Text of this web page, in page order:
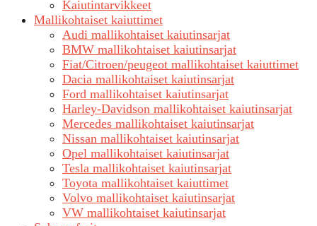
Kaiutintarvikkeet
Mallikohtaiset kaiuttimet
Audi mallikohtaiset kaiutinsarjat
BMW mallikohtaiset kaiutinsarjat
Fiat/Citroen/peugeot mallikohtaiset kaiuttimet
Dacia mallikohtaiset kaiutinsarjat
Ford mallikohtaiset kaiutinsarjat
Harley-Davidson mallikohtaiset kaiutinsarjat
Mercedes mallikohtaiset kaiutinsarjat
Nissan mallikohtaiset kaiutinsarjat
Opel mallikohtaiset kaiutinsarjat
Tesla mallikohtaiset kaiutinsarjat
Toyota mallikohtaiset kaiuttimet
Volvo mallikohtaiset kaiutinsarjat
VW mallikohtaiset kaiutinsarjat